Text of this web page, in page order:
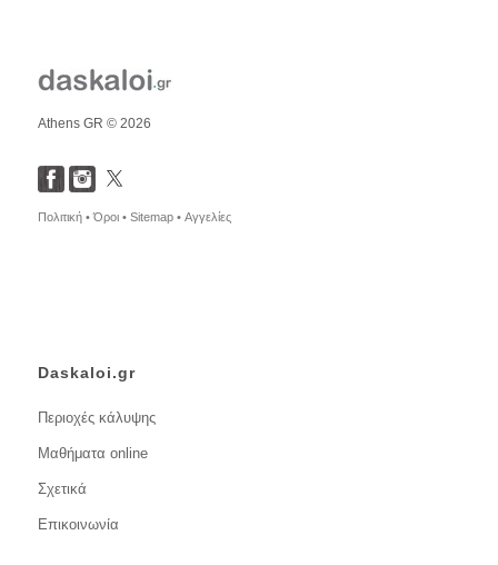
Athens GR © 2026
Πολιτική •Όροι • Sitemap • Αγγελίες
Daskaloi.gr
Περιοχές κάλυψης
Μαθήματα online
Σχετικά
Επικοινωνία